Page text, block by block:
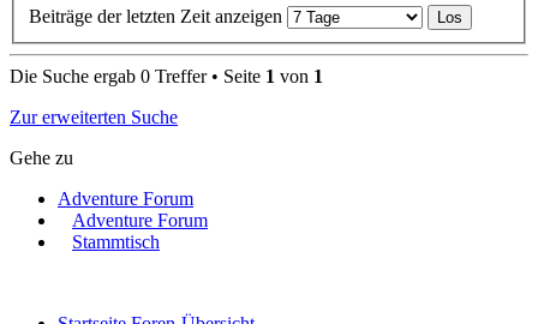
Beiträge der letzten Zeit anzeigen
Die Suche ergab 0 Treffer • Seite 1 von 1
Zur erweiterten Suche
Gehe zu
Adventure Forum
Adventure Forum
Stammtisch